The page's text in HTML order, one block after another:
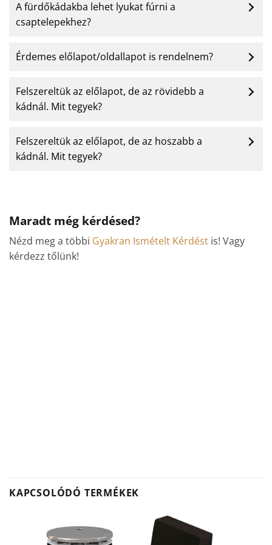
A fürdőkádakba lehet lyukat fúrni a
csaptelepekhez?
Érdemes előlapot/oldallapot is rendelnem?
Felszereltük az előlapot, de az rövidebb a
kádnál. Mit tegyek?
Felszereltük az előlapot, de az hoszabb a
kádnál. Mit tegyek?
Maradt még kérdésed?
Nézd meg a többi Gyakran Ismételt Kérdést is! Vagy
kérdezz tőlünk!
KAPCSOLÓDÓ TERMÉKEK